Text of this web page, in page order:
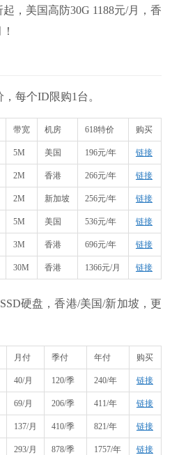
，美国高防30G 1188元/月，香
每个ID限购1台。
带宽 机房 618特价 购买
5M 美国 196元/年 链接
2M 香港 266元/年 链接
2M 新加坡 256元/年 链接
5M 美国 536元/年 链接
3M 香港 696元/年 链接
30M 香港 1366元/月 链接
硬盘，香港/美国/新加坡，更
月付 季付 年付 购买
40/月 120/季 240/年 链接
69/月 206/季 411/年 链接
137/月 410/季 821/年 链接
293/月 878/季 1757/年 链接